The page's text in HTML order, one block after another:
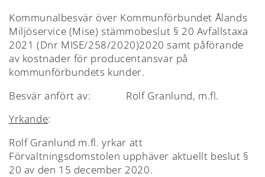
Kommunalbesvär över Kommunförbundet Ålands
Miljöservice (Mise) stämmobeslut § 20 Avfallstaxa
2021 (Dnr MISE/258/2020)2020 samt påförande
av kostnader för producentansvar på
kommunförbundets kunder.
Besvär anfört av: Rolf Granlund, m.fl.
Yrkande:
Rolf Granlund m.fl. yrkar att
Förvaltningsdomstolen upphäver aktuellt beslut §
20 av den 15 december 2020.